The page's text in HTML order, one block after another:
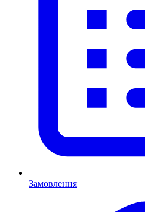
Замовлення